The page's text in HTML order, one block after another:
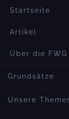
Startseite
Artikel
Über die FWG
Grundsätze
Unsere